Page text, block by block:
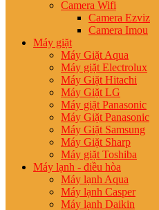
Camera Wifi
Camera Ezviz
Camera Imou
Máy giặt
Máy Giặt Aqua
Máy giặt Electrolux
Máy Giặt Hitachi
Máy Giặt LG
Máy giặt Panasonic
Máy Giặt Panasonic
Máy Giặt Samsung
Máy Giặt Sharp
Máy giặt Toshiba
Máy lạnh - điều hòa
Máy lạnh Aqua
Máy lạnh Casper
Máy lạnh Daikin